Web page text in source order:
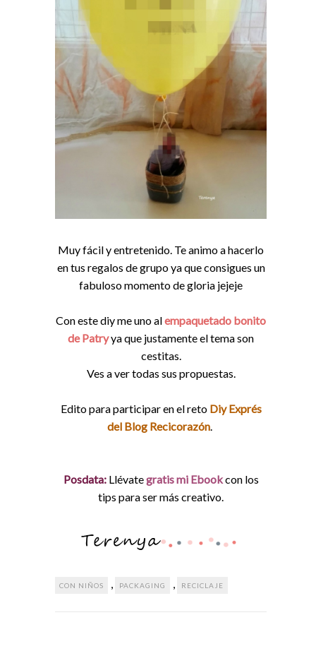
Muy fácil y entretenido. Te animo a hacerlo
en tus regalos de grupo ya que consigues un
fabuloso momento de gloria jejeje
Con este diy me uno alempaquetado bonito
de Patryya que justamente el tema son
cestitas.
Ves a ver todas sus propuestas.
Edito para participar en el reto Diy Exprés
del Blog Recicorazón
Posdata:Llévategratis mi Ebookcon los
tips para ser más creativo.
CON NIÑOS , PACKAGING , RECICLAJE